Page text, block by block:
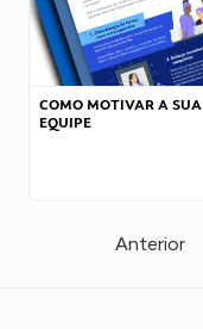
COMO MOTIVAR A SUA
EQUIPE
Anterior